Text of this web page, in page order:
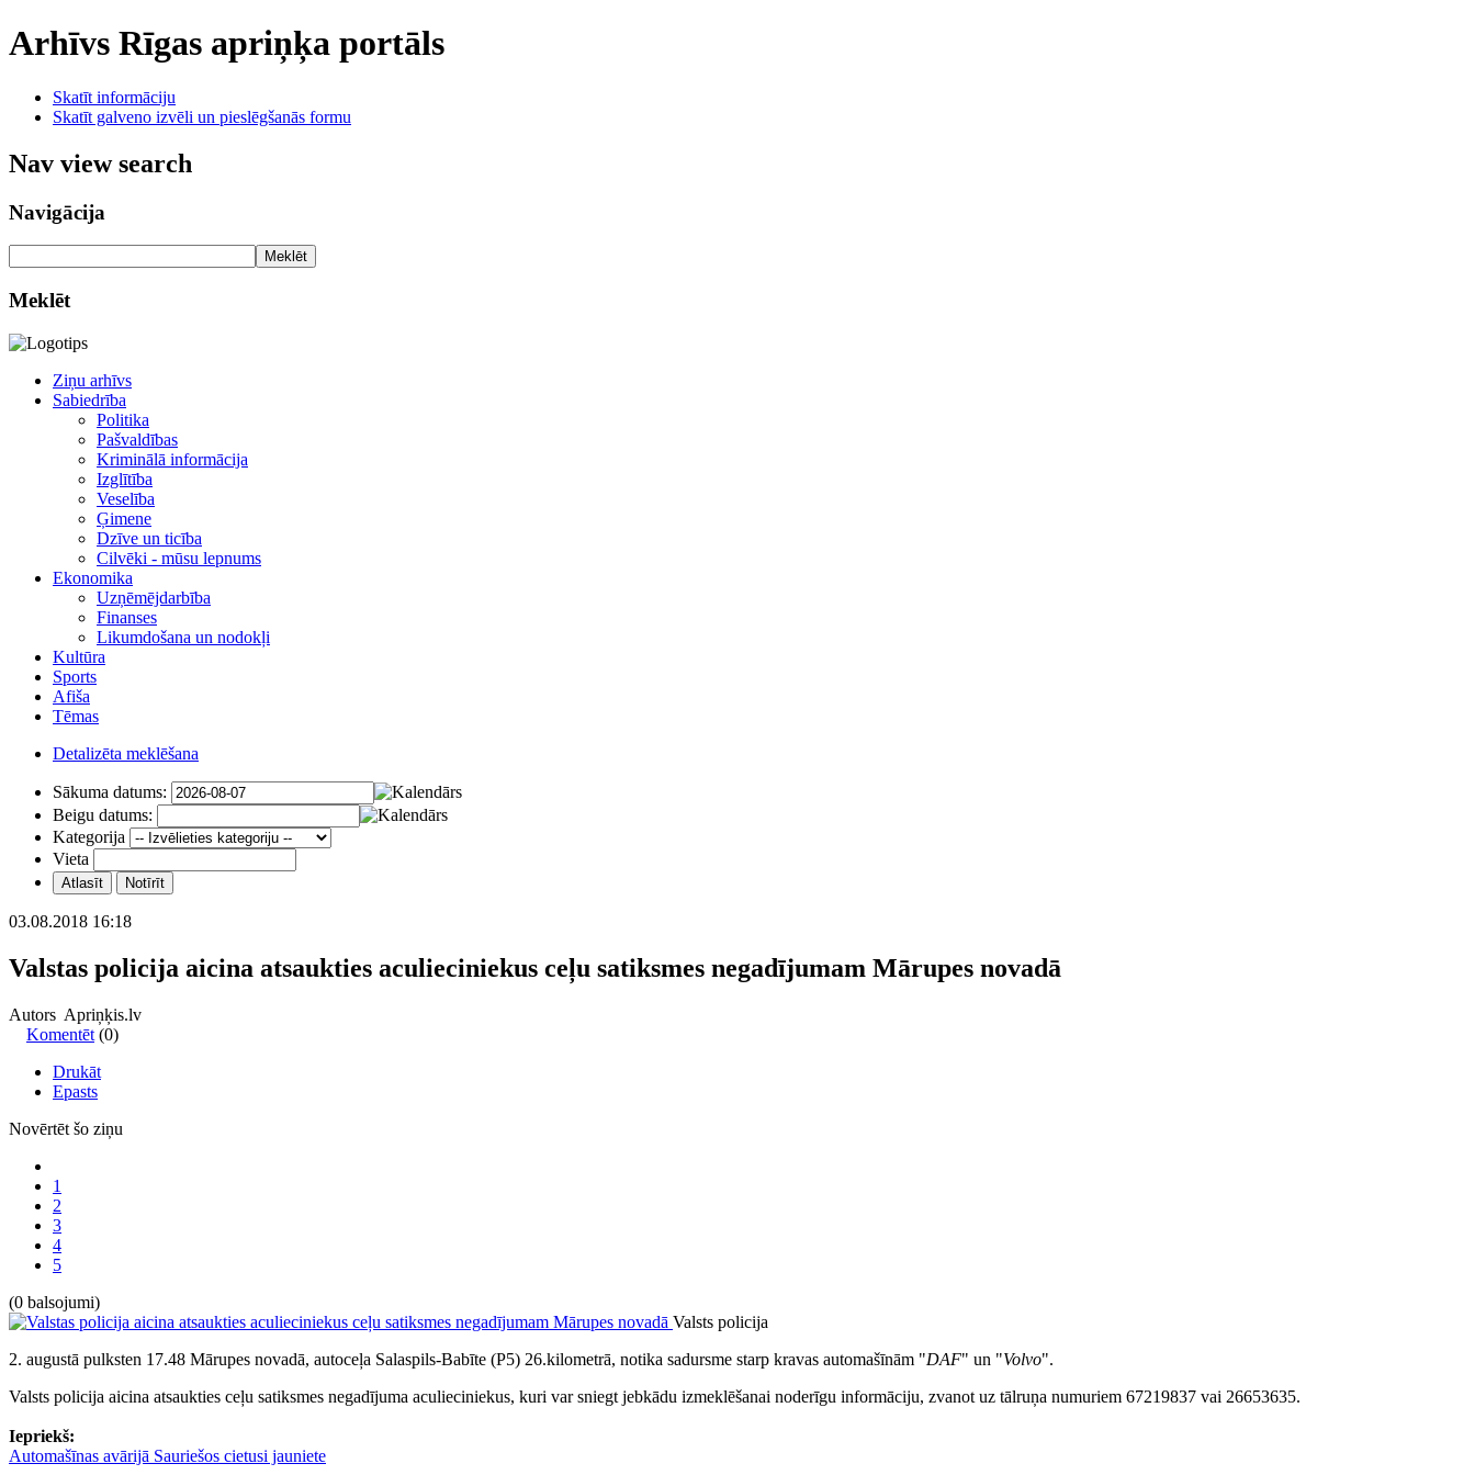
Arhīvs Rīgas apriņķa portāls
Skatīt informāciju
Skatīt galveno izvēli un pieslēgšanās formu
Nav view search
Navigācija
Meklēt
Meklēt
Ziņu arhīvs
Sabiedrība
Politika
Pašvaldības
Kriminālā informācija
Izglītība
Veselība
Ģimene
Dzīve un ticība
Cilvēki - mūsu lepnums
Ekonomika
Uzņēmējdarbība
Finanses
Likumdošana un nodokļi
Kultūra
Sports
Afiša
Tēmas
Detalizēta meklēšana
Sākuma datums:
Beigu datums:
Kategorija
Vieta
03.08.2018 16:18
Valstas policija aicina atsaukties aculieciniekus ceļu satiksmes negadījumam Mārupes novadā
Autors Apriņķis.lv
Komentēt (0)
Drukāt
Epasts
Novērtēt šo ziņu
1
2
3
4
5
(0 balsojumi)
Valsts policija
2. augustā pulksten 17.48 Mārupes novadā, autoceļa Salaspils-Babīte (P5) 26.kilometrā, notika sadursme starp kravas automašīnām "DAF" un "Volvo".
Valsts policija aicina atsaukties ceļu satiksmes negadījuma aculieciniekus, kuri var sniegt jebkādu izmeklēšanai noderīgu informāciju, zvanot uz tālruņa numuriem 67219837 vai 26653635.
Iepriekš:
Automašīnas avārijā Sauriešos cietusi jauniete